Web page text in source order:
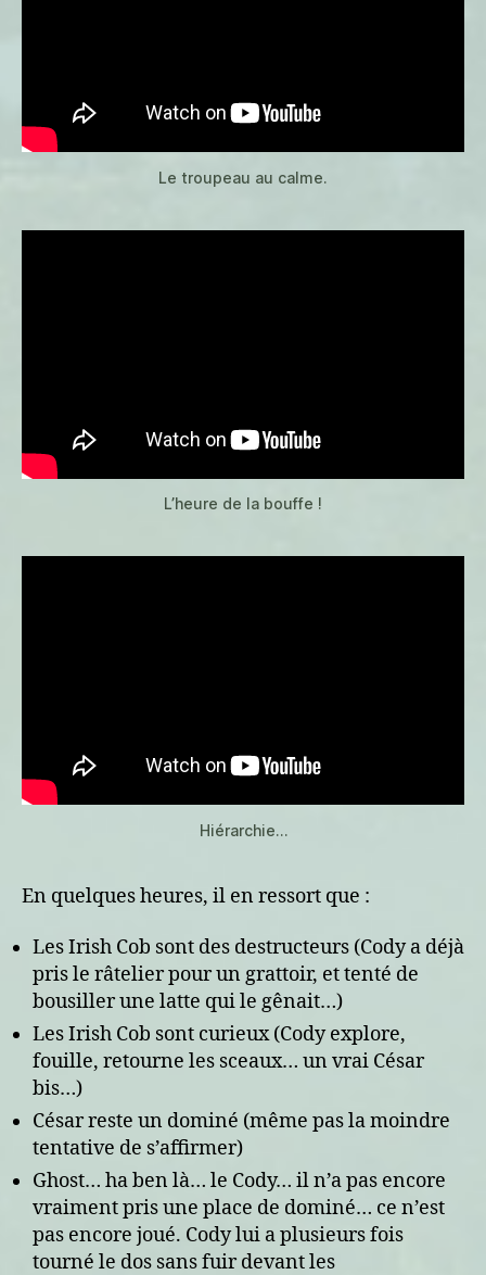
Le troupeau au calme.
L’heure de la bouffe !
Hiérarchie…
En quelques heures, il en ressort que :
Les Irish Cob sont des destructeurs (Cody a déjà
pris le râtelier pour un grattoir, et tenté de
bousiller une latte qui le gênait…)
Les Irish Cob sont curieux (Cody explore,
fouille, retourne les sceaux… un vrai César
bis…)
César reste un dominé (même pas la moindre
tentative de s’affirmer)
Ghost… ha ben là… le Cody… il n’a pas encore
vraiment pris une place de dominé… ce n’est
pas encore joué. Cody lui a plusieurs fois
tourné le dos sans fuir devant les